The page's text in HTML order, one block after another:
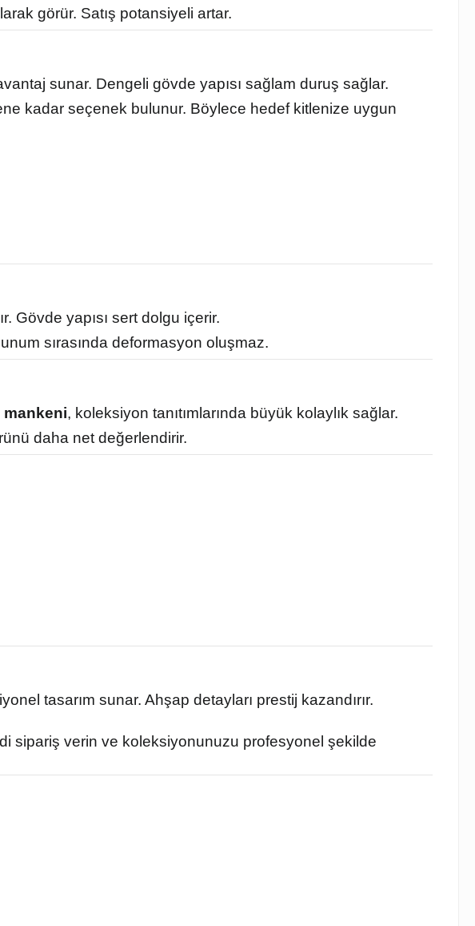
görür. Satış potansiyeli artar.
sunar. Dengeli gövde yapısı sağlam duruş sağlar.
kadar seçenek bulunur. Böylece hedef kitlenize uygun
Gövde yapısı sert dolgu içerir.
sırasında deformasyon oluşmaz.
, koleksiyon tanıtımlarında büyük kolaylık sağlar.
daha net değerlendirir.
tasarım sunar. Ahşap detayları prestij kazandırır.
sipariş verin ve koleksiyonunuzu profesyonel şekilde